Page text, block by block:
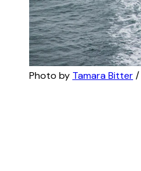
Photo by Tamara Bitter /